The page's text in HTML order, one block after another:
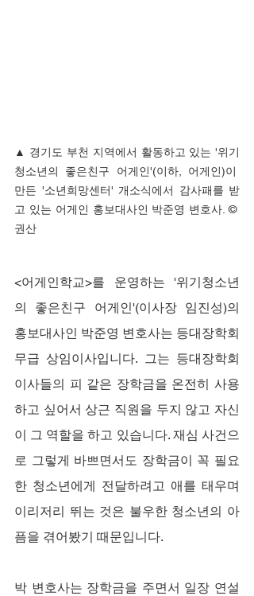
▲ 경기도 부천 지역에서 활동하고 있는 '위기
청소년의 좋은친구 어게인'(이하, 어게인)이
만든 '소년희망센터' 개소식에서 감사패를 받
고 있는 어게인 홍보대사인 박준영 변호사. ©
권산
<어게인학교>를 운영하는 '위기청소년
의 좋은친구 어게인'(이사장 임진성)의
홍보대사인 박준영 변호사는 등대장학회
무급 상임이사입니다. 그는 등대장학회
이사들의 피 같은 장학금을 온전히 사용
하고 싶어서 상근 직원을 두지 않고 자신
이 그 역할을 하고 있습니다. 재심 사건으
로 그렇게 바쁘면서도 장학금이 꼭 필요
한 청소년에게 전달하려고 애를 태우며
이리저리 뛰는 것은 불우한 청소년의 아
픔을 겪어봤기 때문입니다.
박 변호사는 장학금을 주면서 일장 연설